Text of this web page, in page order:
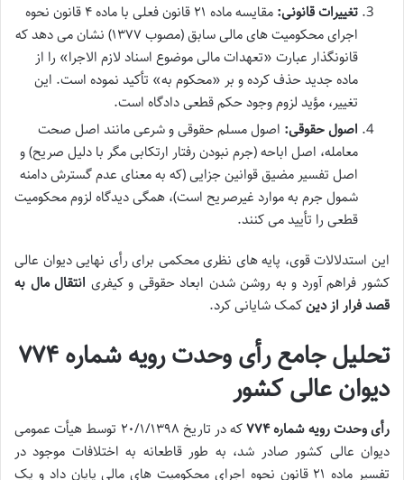
تغییرات قانونی:
مقایسه ماده ۲۱ قانون فعلی با ماده ۴ قانون نحوه
اجرای محکومیت های مالی سابق (مصوب ۱۳۷۷) نشان می دهد که
قانونگذار عبارت «تعهدات مالی موضوع اسناد لازم الاجرا» را از
ماده جدید حذف کرده و بر «محکوم به» تأکید نموده است. این
تغییر، مؤید لزوم وجودحکم قطعی دادگاه است.
اصول حقوقی: اصول مسلم حقوقی و شرعی مانند اصل صحت
معامله، اصل اباحه(جرم نبودن رفتار ارتکابی مگر با دلیل صریح) و
اصل تفسیر مضیق قوانین جزایی(که به معنای عدم گسترش دامنه
شمول جرم به موارد غیرصریح است)، همگی دیدگاه لزوممحکومیت
قطعی را تأیید می کنند.
این استدلالات قوی، پایه های نظری محکمی برای رأی نهایی دیوان عالی
کشور فراهم آورد و به روشن شدن ابعاد حقوقی و کیفری انتقال مال به
قصد فرار از دینکمک شایانی کرد.
تحلیل جامع
رأی وحدت رویه شماره ۷۷۴
دیوان عالی کشور
رأی وحدت رویه شماره ۷۷۴
که در تاریخ ۲۰/۱/۱۳۹۸ توسط هیأت عمومی
دیوان عالی کشور صادر شد، به طور قاطعانه به اختلافات موجود در
تفسیر ماده ۲۱ قانون نحوه اجرای محکومیت های مالی
پایان داد و یک